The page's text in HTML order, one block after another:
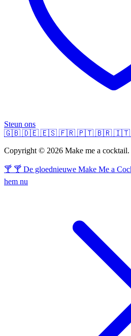
Steun ons
🇬🇧 🇩🇪 🇪🇸 🇫🇷 🇵🇹 🇧🇷 🇮🇹
Copyright © 2026 Make me a
🍸 🍸 De gloednieuwe Make Me a
hem nu